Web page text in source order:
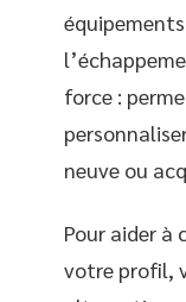
force :
neuve ou
Pour aider à
votre profil,